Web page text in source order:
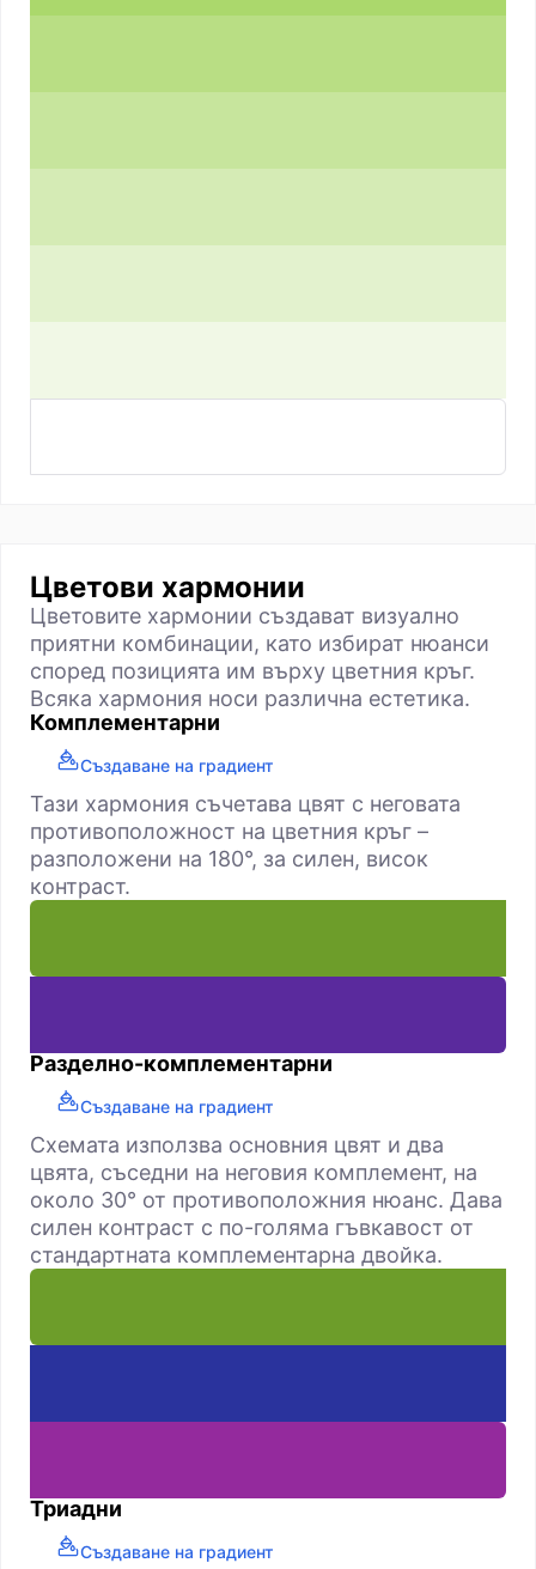
Цветови хармонии
Цветовите хармонии създават визуално
приятни комбинации, като избират нюанси
според позицията им върху цветния кръг.
Всяка хармония носи различна естетика.
Комплементарни
Създаване на градиент
Тази хармония съчетава цвят с неговата
противоположност на цветния кръг –
разположени на 180°, за силен, висок
контраст.
Разделно-комплементарни
Създаване на градиент
Схемата използва основния цвят и два
цвята, съседни на неговия комплемент, на
около 30° от противоположния нюанс. Дава
силен контраст с по-голяма гъвкавост от
стандартната комплементарна двойка.
Триадни
Създаване на градиент